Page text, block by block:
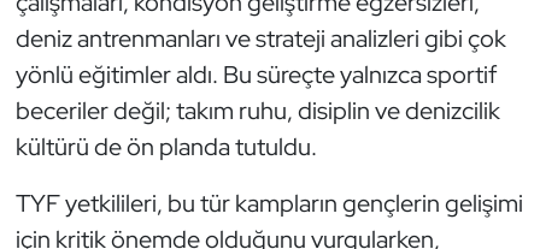
deniz antrenmanları ve strateji analizleri gibi çok
yönlü eğitimler aldı. Bu süreçte yalnızca sportif
beceriler değil; takım ruhu, disiplin ve denizcilik
kültürü de ön planda tutuldu.
TYF yetkilileri, bu tür kampların gençlerin gelişimi
için kritik önemde olduğunu vurgularken,
Su Topu
Sualtı Sporları
Tenis